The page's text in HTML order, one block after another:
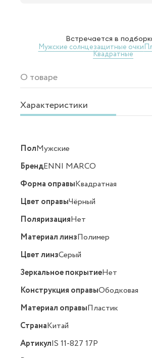
Встречается в
Мужские солнцезащитные очки
Квадратные
О товаре
Характеристики
ПолМужские
БрендENNI MARCO
Форма оправыКвадратная
Цвет оправыЧёрный
ПоляризацияНет
Материал линзПолимер
Цвет линзСерый
Зеркальное покрытиеНет
Конструкция оправыОбодковая
Материал оправыПластик
СтранаКитай
АртикулIS 11-827 17P